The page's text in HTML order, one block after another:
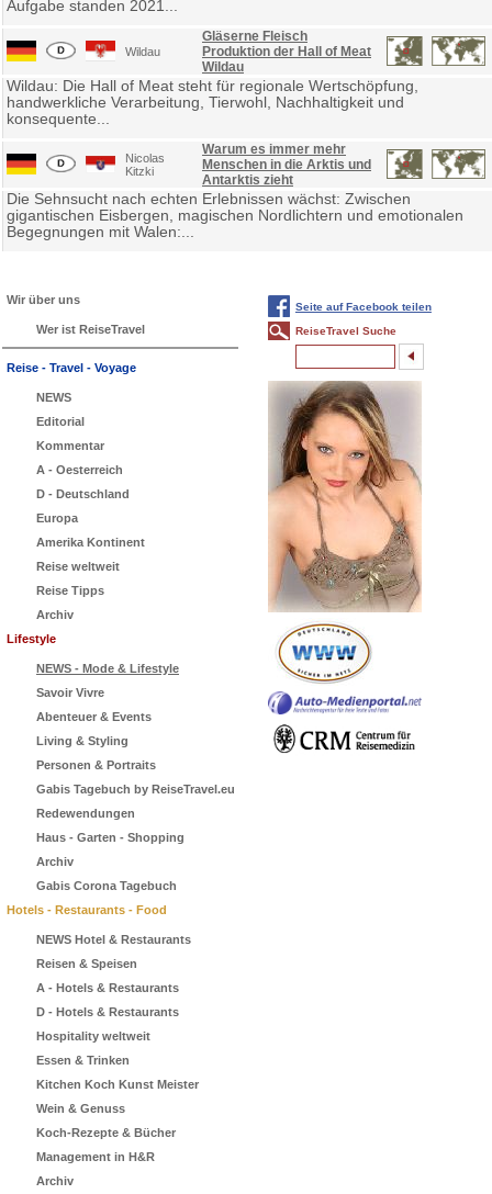
Aufgabe standen 2021...
Wildau
Gläserne Fleisch
Produktion der Hall of Meat
Wildau
Wildau: Die Hall of Meat steht für regionale Wertschöpfung,
handwerkliche Verarbeitung, Tierwohl, Nachhaltigkeit und
konsequente...
Nicolas
Kitzki
Warum es immer mehr
Menschen in die Arktis und
Antarktis zieht
Die Sehnsucht nach echten Erlebnissen wächst: Zwischen
gigantischen Eisbergen, magischen Nordlichtern und emotionalen
Begegnungen mit Walen:...
Wir über uns
Wer ist ReiseTravel
Reise - Travel - Voyage
NEWS
Editorial
Kommentar
A - Oesterreich
D - Deutschland
Europa
Amerika Kontinent
Reise weltweit
Reise Tipps
Archiv
Lifestyle
NEWS - Mode & Lifestyle
Savoir Vivre
Abenteuer & Events
Living & Styling
Personen & Portraits
Gabis Tagebuch by ReiseTravel.eu
Redewendungen
Haus - Garten - Shopping
Archiv
Gabis Corona Tagebuch
Hotels - Restaurants - Food
NEWS Hotel & Restaurants
Reisen & Speisen
A - Hotels & Restaurants
D - Hotels & Restaurants
Hospitality weltweit
Essen & Trinken
Kitchen Koch Kunst Meister
Wein & Genuss
Koch-Rezepte & Bücher
Management in H&R
Archiv
Seite auf Facebook teilen
ReiseTravel Suche